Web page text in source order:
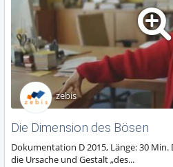
Die Dimension des Bösen
Dokumentation D 2015, Länge: 30
die Ursache und Gestalt „des...
zebis